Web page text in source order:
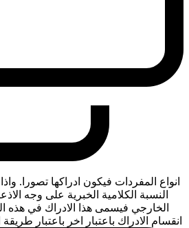
انواع المفردات فيكون ادراكها تصورا.
النسبة الكلامية الخبرية على وجه
الخارجي فيسمى هذا الادراك في هذه
انقسام الادراك باعتبار اخر باعتبار